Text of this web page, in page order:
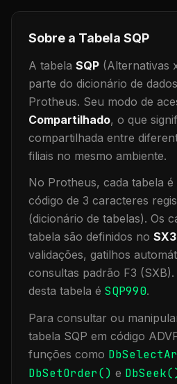
Sobre a Tabela SQP
A tabela SQP (Alternativas
parte do dicionário de
Protheus. Seu modo de
Compartilhado, o que
compartilhada entre
filiais no mesmo ambiente.
No Protheus, cada tabela
código de 3 caracteres
(dicionário de tabelas). Os
tabela são definidos no SX3
validações, gatilhos
consultas padrão F3 (SXB).
desta tabela é SQP990.
Para consultar ou
tabela SQP em código
funções como
DbSetOrder() e